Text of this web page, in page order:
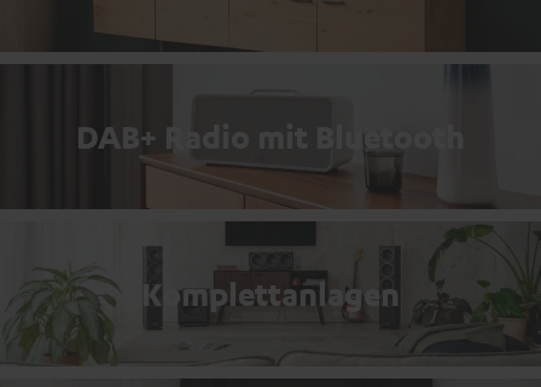
DAB+ Radio mit Bluetooth
Komplettanlagen